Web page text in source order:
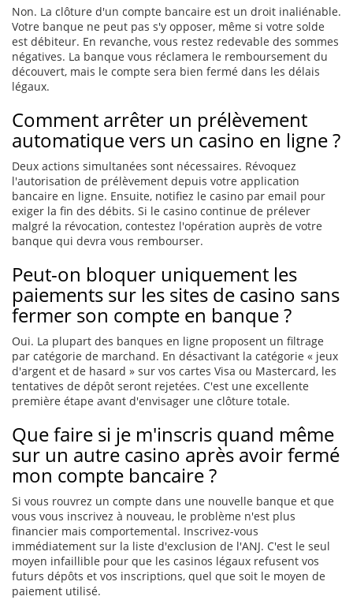
Non. La clôture d'un compte bancaire est un droit inaliénable.
Votre banque ne peut pas s'y opposer, même si votre solde
est débiteur. En revanche, vous restez redevable des sommes
négatives. La banque vous réclamera le remboursement du
découvert, mais le compte sera bien fermé dans les délais
légaux.
Comment arrêter un prélèvement
automatique vers un casino en ligne ?
Deux actions simultanées sont nécessaires. Révoquez
l'autorisation de prélèvement depuis votre application
bancaire en ligne. Ensuite, notifiez le casino par email pour
exiger la fin des débits. Si le casino continue de prélever
malgré la révocation, contestez l'opération auprès de votre
banque qui devra vous rembourser.
Peut-on bloquer uniquement les
paiements sur les sites de casino sans
fermer son compte en banque ?
Oui. La plupart des banques en ligne proposent un filtrage
par catégorie de marchand. En désactivant la catégorie « jeux
d'argent et de hasard » sur vos cartes Visa ou Mastercard, les
tentatives de dépôt seront rejetées. C'est une excellente
première étape avant d'envisager une clôture totale.
Que faire si je m'inscris quand même
sur un autre casino après avoir fermé
mon compte bancaire ?
Si vous rouvrez un compte dans une nouvelle banque et que
vous vous inscrivez à nouveau, le problème n'est plus
financier mais comportemental. Inscrivez-vous
immédiatement sur la liste d'exclusion de l'ANJ. C'est le seul
moyen infaillible pour que les casinos légaux refusent vos
futurs dépôts et vos inscriptions, quel que soit le moyen de
paiement utilisé.